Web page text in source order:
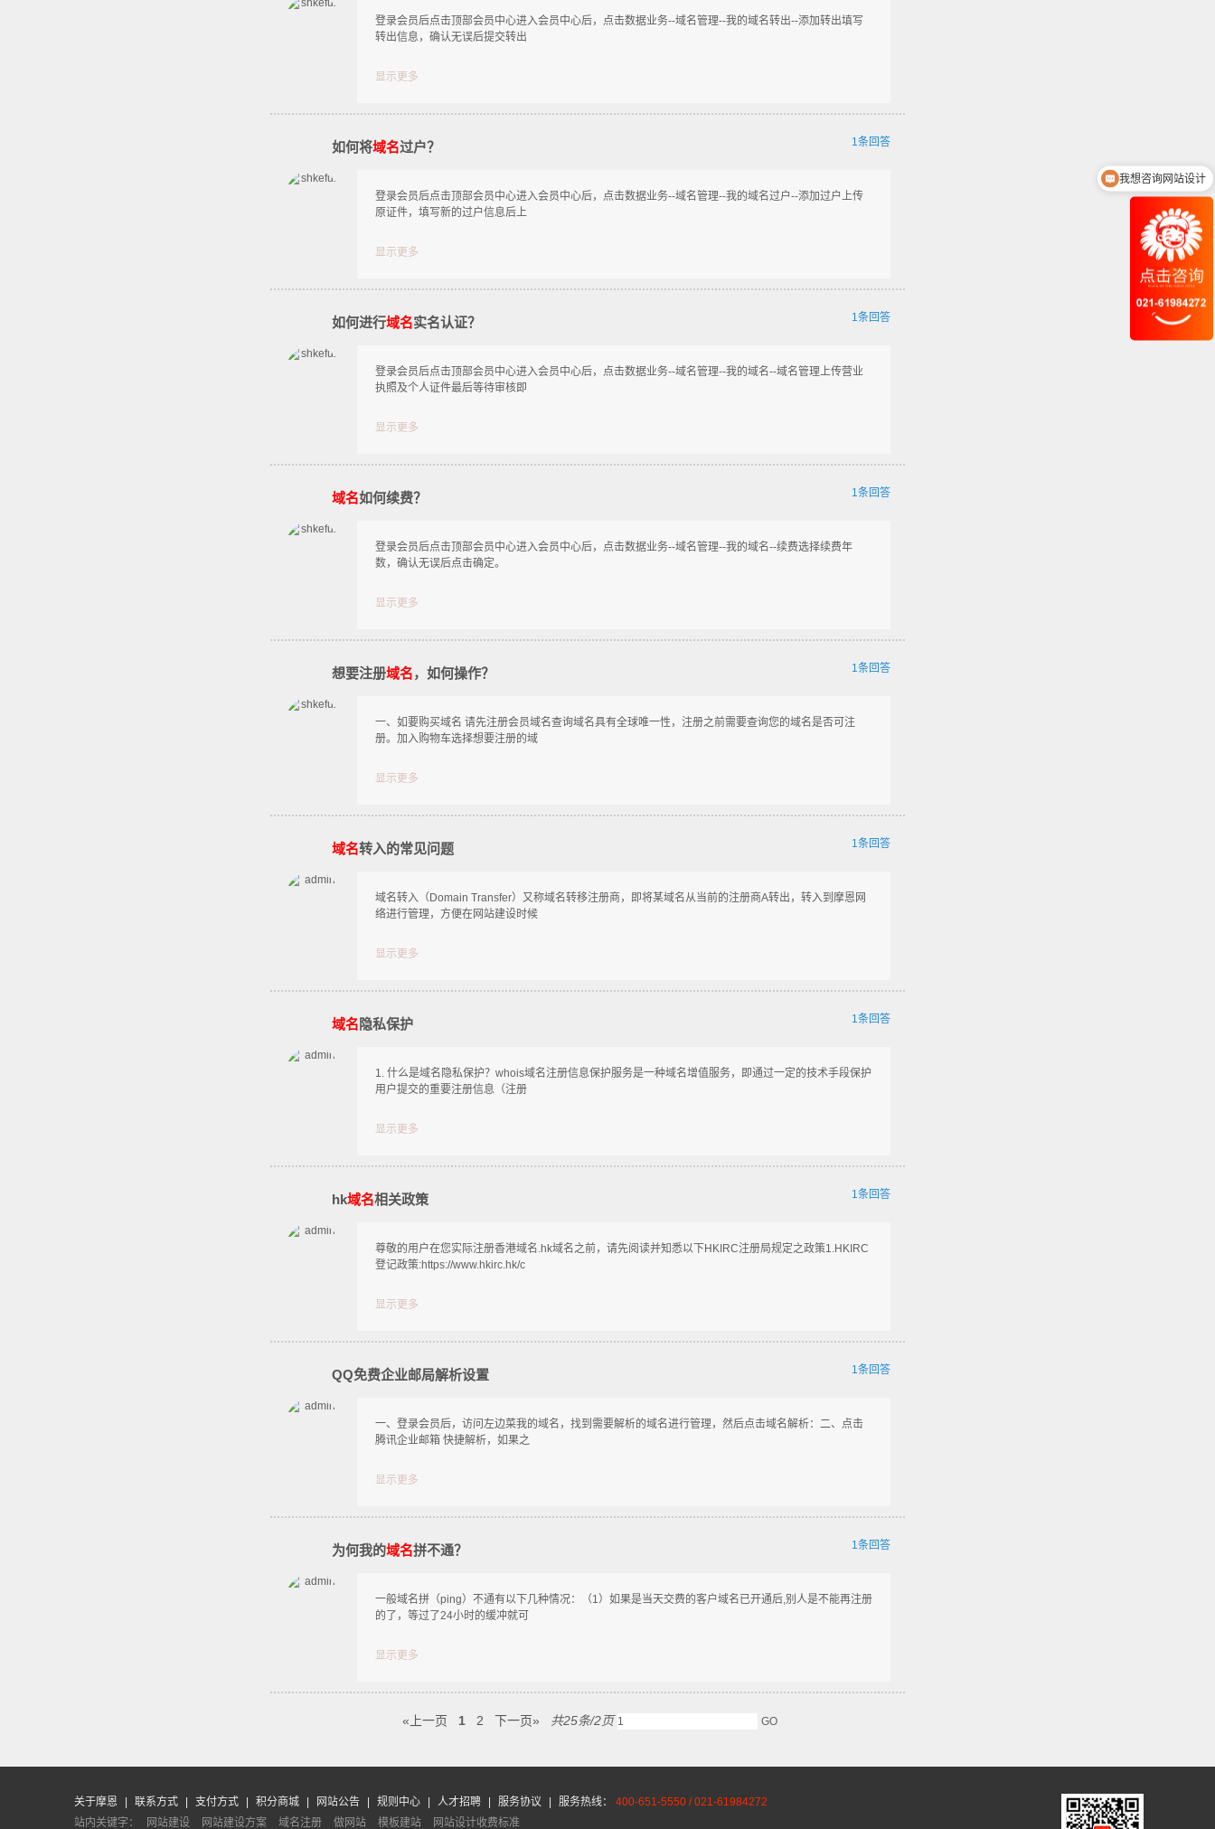
登录会员后点击顶部会员中心进入会员中心后，点击数据业务--域名管理--我的域名转出--添加转出填写
转出信息，确认无误后提交转出
显示更多
1条回答
如何将域名过户？
登录会员后点击顶部会员中心进入会员中心后，点击数据业务--域名管理--我的域名过户--添加过户上传
原证件，填写新的过户信息后上
显示更多
1条回答
如何进行域名实名认证？
登录会员后点击顶部会员中心进入会员中心后，点击数据业务--域名管理--我的域名--域名管理上传营业
执照及个人证件最后等待审核即
显示更多
1条回答
域名如何续费？
登录会员后点击顶部会员中心进入会员中心后，点击数据业务--域名管理--我的域名--续费选择续费年
数，确认无误后点击确定。
显示更多
1条回答
想要注册域名，如何操作？
一、如要购买域名 请先注册会员域名查询域名具有全球唯一性，注册之前需要查询您的域名是否可注
册。加入购物车选择想要注册的域
显示更多
1条回答
域名转入的常见问题
域名转入（Domain Transfer）又称域名转移注册商，即将某域名从当前的注册商A转出，转入到摩恩网
络进行管理，方便在网站建设时候
显示更多
1条回答
域名隐私保护
1. 什么是域名隐私保护？whois域名注册信息保护服务是一种域名增值服务，即通过一定的技术手段保护
用户提交的重要注册信息（注册
显示更多
1条回答
hk域名相关政策
尊敬的用户在您实际注册香港域名.hk域名之前，请先阅读并知悉以下HKIRC注册局规定之政策1.HKIRC
登记政策:https://www.hkirc.hk/c
显示更多
1条回答
QQ免费企业邮局解析设置
一、登录会员后，访问左边菜我的域名，找到需要解析的域名进行管理，然后点击域名解析：二、点击
腾讯企业邮箱 快捷解析，如果之
显示更多
1条回答
为何我的域名拼不通？
一般域名拼（ping）不通有以下几种情况：（1）如果是当天交费的客户域名已开通后,别人是不能再注册
的了，等过了24小时的缓冲就可
显示更多
«上一页 1 2 下一页» 共25条/2页
关于摩恩 联系方式 支付方式 积分商城 网站公告 规则中心 人才招聘 服务协议 服务热线： 400-651-5550 / 021-61984272
站内关键字：
网站建设 网站建设方案 域名注册 做网站 模板建站 网站设计收费标准
我想咨询网站设计